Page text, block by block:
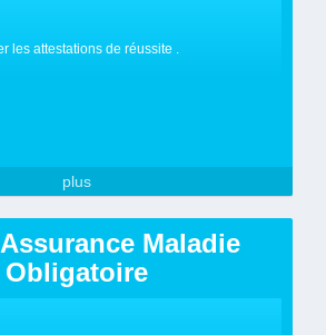
les attestations de réussite .
plus
Maladie
Obligatoire